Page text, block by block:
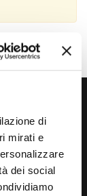
di
mirati e
dei social